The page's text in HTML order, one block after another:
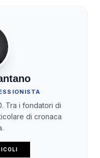
Tra i fondatori di
di cronaca